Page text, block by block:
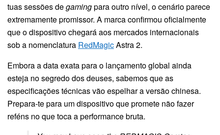
tuas sessões degamingpara outro nível, o cenário parece
extremamente promissor. A marca confirmou oficialmente
que o dispositivo chegará aos mercados internacionais
sob a nomenclatura RedMagicAstra 2.
Embora a data exata para o lançamento global ainda
esteja no segredo dos deuses, sabemos que as
especificações técnicas vão espelhar a versão chinesa.
Prepara-te para um dispositivo que promete não fazer
reféns no que toca a performance bruta.